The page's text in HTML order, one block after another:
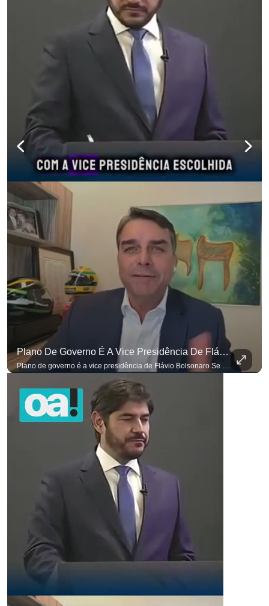
Plano De Governo É A Vice Presidência De Flávio Bolsonaro
para não perder nenhuma atualização! Ouça O Antagonista nos principais